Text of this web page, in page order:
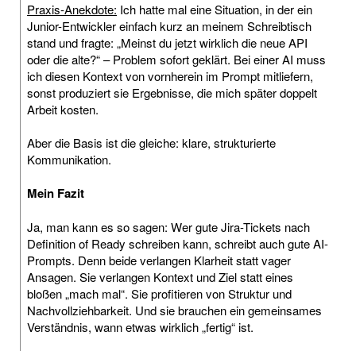
Praxis-Anekdote: Ich hatte mal eine Situation, in der ein
Junior-Entwickler einfach kurz an meinem Schreibtisch
stand und fragte: „Meinst du jetzt wirklich die neue API
oder die alte?“ – Problem sofort geklärt. Bei einer AI muss
ich diesen Kontext von vornherein im Prompt mitliefern,
sonst produziert sie Ergebnisse, die mich später doppelt
Arbeit kosten.
Aber die Basis ist die gleiche: klare, strukturierte
Kommunikation.
Mein Fazit
Ja, man kann es so sagen: Wer gute Jira-Tickets nach
Definition of Ready schreiben kann, schreibt auch gute AI-
Prompts. Denn beide verlangen Klarheit statt vager
Ansagen. Sie verlangen Kontext und Ziel statt eines
bloßen „mach mal“. Sie profitieren von Struktur und
Nachvollziehbarkeit. Und sie brauchen ein gemeinsames
Verständnis, wann etwas wirklich „fertig“ ist.